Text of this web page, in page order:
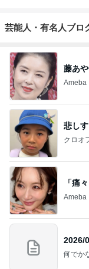
芸能人・有名人ブロ
藤あ
Ameba
悲し
クロオ
「痛
Ameba
2026/
何でか